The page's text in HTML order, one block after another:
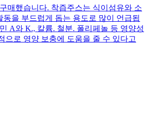
매했습니다. 착즙주스는 식이섬유와 소
동을 부드럽게 돕는 용도로 많이 언급됩
A와 K., 칼륨. 철분. 폴리페놀 등 영양성
으로 영양 보충에 도움을 줄 수 있다고